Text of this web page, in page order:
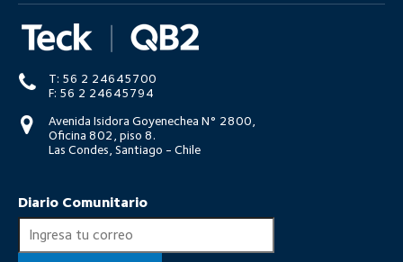
T: 56 2 24645700
F: 56 2 24645794
Avenida Isidora Goyenechea N° 2800,
Oficina 802, piso 8.
Las Condes, Santiago - Chile
Diario Comunitario